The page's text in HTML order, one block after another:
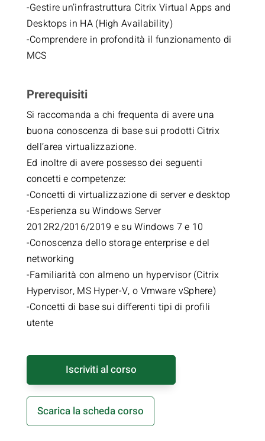
-Gestire un’infrastruttura Citrix Virtual Apps and
Desktops in HA (High Availability)
-Comprendere in profondità il funzionamento di
MCS
Prerequisiti
Si raccomanda a chi frequenta di avere una
buona conoscenza di base sui prodotti Citrix
dell’area virtualizzazione.
Ed inoltre di avere possesso dei seguenti
concetti e competenze:
-Concetti di virtualizzazione di server e desktop
-Esperienza su Windows Server
2012R2/2016/2019 e su Windows 7 e 10
-Conoscenza dello storage enterprise e del
networking
-Familiarità con almeno un hypervisor (Citrix
Hypervisor, MS Hyper-V, o Vmware vSphere)
-Concetti di base sui differenti tipi di profili
utente
Iscriviti al corso
Scarica la scheda corso